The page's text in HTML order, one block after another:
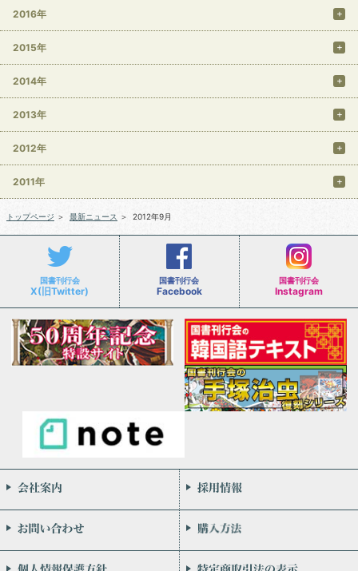
2016年
2015年
2014年
2013年
2012年
2011年
トップページ ＞ 最新ニュース ＞ 2012年9月
国書刊行会
X(旧Twitter)
国書刊行会
Facebook
国書刊行会
Instagram
会社案内
お問い合わせ
個人情報保護方針